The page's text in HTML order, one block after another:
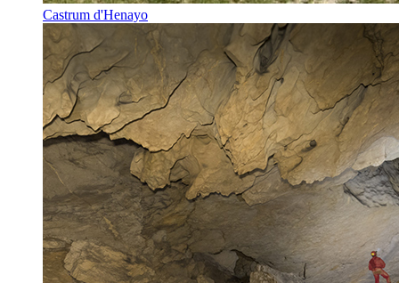
Castrum d'Henayo